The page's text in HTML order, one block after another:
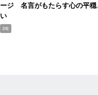
ージ 名言がもたらす心の平穏
い
PR